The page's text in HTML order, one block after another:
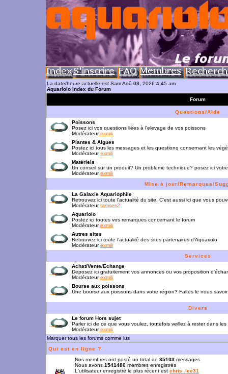
La date/heure actuelle est Sam Aoû 08, 2026 4:45 am
Aquariolo Index du Forum
Forum
Questions/Aide
Poissons
Posez ici vos questions liées à l'elevage de vos poissons
Modérateurexmili
Plantes & Algues
Postez ici tous les messages et les questionq consernant les
Modérateurexmili
Matériels
Un conseil sur un produit? Un probleme technique? posez ici
Modérateurexmili
Mise à jour/Remarques/
La Galaxie Aquariophile
Retrouvez ici toute l'actualité du site. C'est aussi ici que vous
Modérateurramses2
Aquariolo
Postez ici toutes vos remarques concernant le forum
Modérateurexmili
Autres sites
Retrouvez ici toute l'actualité des sites partenaires d'Aquariolo
Modérateurexmili
Services
Achat/Vente/Echange
Deposez ici gratuitement vos annonces ou vos proposition
Modérateurexmili
Bourse aux poissons
Une bourse aux poissons dans votre région? Faites le nous savoir
Divers
Le forum Hors sujet
Parler ici de ce que vous voulez, toutefois veillez à rester dans les
Modérateurexmili
Marquer tous les forums comme lus
Qui est en ligne ?
Nos membres ont posté un total de 35103 messages
Nous avons 1541480 membres enregistrés
L'utilisateur enregistré le plus récent est chris_lee31